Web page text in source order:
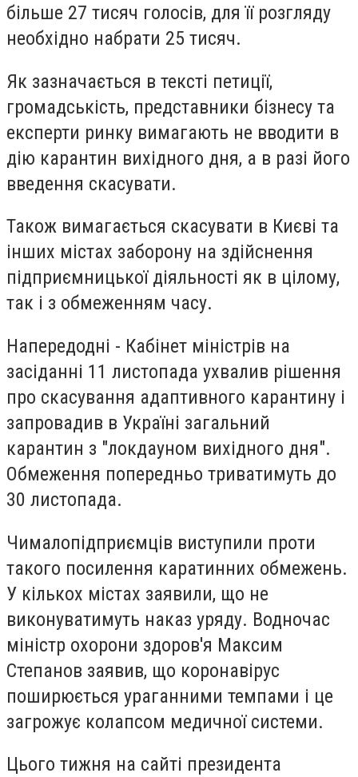
більше 27 тисяч голосів, для її розгляду
необхідно набрати 25 тисяч.
Як зазначається в тексті петиції,
громадськість, представники бізнесу та
експерти ринку вимагають не вводити в
дію карантин вихідного дня, а в разі його
введення скасувати.
Також вимагається скасувати в Києві та
інших містах заборону на здійснення
підприємницької діяльності як в цілому,
так і з обмеженням часу.
Напередодні - Кабінет міністрів на
засіданні 11 листопада ухвалив рішення
про скасування адаптивного карантину і
запровадив в Україні загальний
карантин з "локдауном вихідного дня".
Обмеження попередньо триватимуть до
30 листопада.
Чималопідприємців виступили проти
такого посилення каратинних обмежень.
У кількох містах заявили, що не
виконуватимуть наказ уряду. Водночас
міністр охорони здоров'я Максим
Степанов заявив, що коронавірус
поширюється ураганними темпами і це
загрожує колапсом медичної системи.
Цього тижня на сайті президента